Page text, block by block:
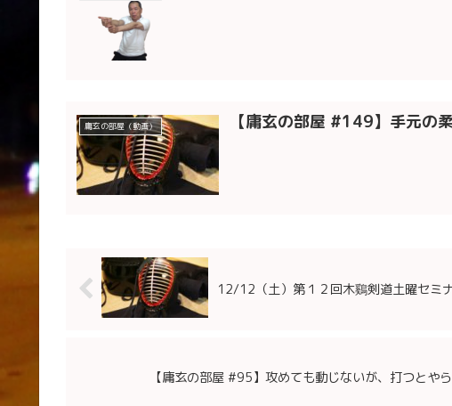
庸玄の部屋（動画） 【庸玄の部屋 #149】手元の
12/12（土）第１２回木鷄剣道土曜セミ
【庸玄の部屋 #95】攻めても動じないが、打つとや